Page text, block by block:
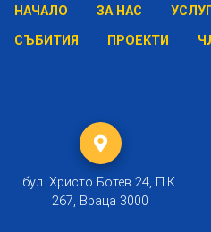
НАЧАЛО ЗА НАС
СЪБИТИЯ
ПРОЕКТИ
бул. Христо Ботев 24, П.К.
267, Враца 3000